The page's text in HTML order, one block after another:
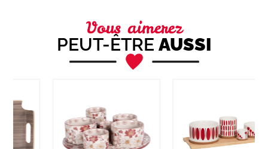
Vous aimerez
PEUT-ÊTRE AUSSI